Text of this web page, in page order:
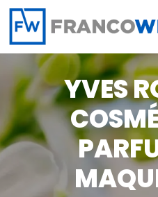
Panneau de gestion des
YVES